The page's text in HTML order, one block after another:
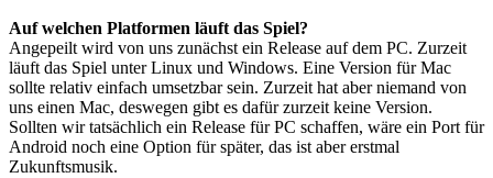
Auf welchen Platformen läuft das Spiel?
Angepeilt wird von uns zunächst ein Release auf dem PC. Zurzeit
läuft das Spiel unter Linux und Windows. Eine Version für Mac
sollte relativ einfach umsetzbar sein. Zurzeit hat aber niemand von
uns einen Mac, deswegen gibt es dafür zurzeit keine Version.
Sollten wir tatsächlich ein Release für PC schaffen, wäre ein Port für
Android noch eine Option für später, das ist aber erstmal
Zukunftsmusik.